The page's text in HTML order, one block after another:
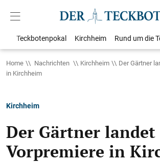
Teckbotenpokal Kirchheim Rund um die
Home Nachrichten Kirchheim
Der Gärtner
in Kirchheim
Kirchheim
Der Gärtner landet
Vorpremiere in